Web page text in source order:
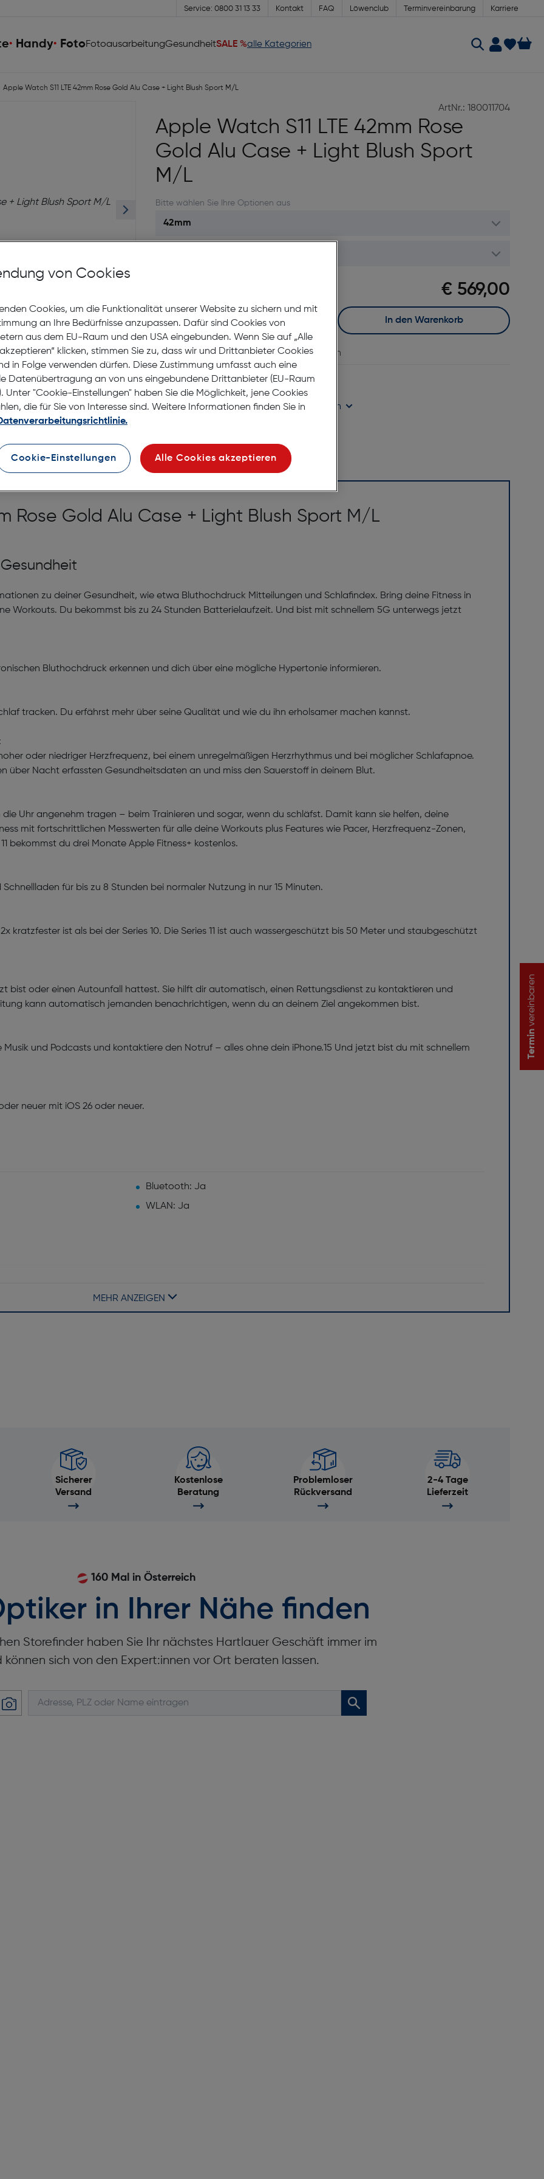
Service: 0800 31 13 33 Kontakt FAQ Löwenclub Terminvereinbarung Karriere
Handy FotoFotoausarbeitungGesundheitSALE %alle Kategorien
Apple Watch S11 LTE 42mm Rose Gold Alu Case + Light Blush Sport M/L
ArtNr.: 180011704
Apple Watch S11 LTE 42mm Rose
Gold Alu Case + Light Blush Sport
M/L
Bitte wählen Sie Ihre Optionen aus
€ 569,00
Sofort kaufen In den Warenkorb
auf die Wunschliste vergleichen
7 bis 9 Werktage Lieferzeit
Nach Hause liefern
Selbstabholung in Verfügbarkeit prüfen
Rose Gold Alu Case + Light Blush Sport M/L
zu deiner Gesundheit, wie etwa Bluthochdruck Mitteilungen und Schlafindex. Bring deine Fitness in
Workouts. Du bekommst bis zu 24 Stunden Batterielaufzeit. Und bist mit schnellem 5G unterwegs jetzt
Bluthochdruck erkennen und dich über eine mögliche Hypertonie informieren.
tracken. Du erfährst mehr über seine Qualität und wie du ihn erholsamer machen kannst.
oder niedriger Herzfrequenz, bei einem unregelmäßigen Herzrhythmus und bei möglicher Schlafapnoe.
über Nacht erfassten Gesundheitsdaten an und miss den Sauerstoff in deinem Blut.
die Uhr angenehm tragen – beim Trainieren und sogar, wenn du schläfst. Damit kann sie helfen, deine
mit fortschrittlichen Messwerten für alle deine Workouts plus Features wie Pacer, Herzfrequenz-Zonen,
bekommst du drei Monate Apple Fitness+ kostenlos.
für bis zu 8 Stunden bei normaler Nutzung in nur 15 Minuten.
kratzfester ist als bei der Series 10. Die Series 11 ist auch wassergeschützt bis 50 Meter und staubgeschützt
bist oder einen Autounfall hattest. Sie hilft dir automatisch, einen Rettungsdienst zu kontaktieren und
kann automatisch jemanden benachrichtigen, wenn du an deinem Ziel angekommen bist.
und Podcasts und kontaktiere den Notruf – alles ohne dein iPhone.15 Und jetzt bist du mit schnellem
neuer mit iOS 26 oder neuer.
Bluetooth: Ja
WLAN: Ja
Wasserdichtigkeit: Ja
Beschleunigungsmesser: Ja
Wetteranzeige: Ja
Blutsauerstoff-Sensor: Ja
Mikrofon: Ja
MEHR ANZEIGEN
Sicherer
Versand
Kostenlose
Beratung
Problemloser
Rückversand
2-4 Tage
Lieferzeit
160 Mal in Österreich
in Ihrer Nähe finden
Storefinder haben Sie Ihr nächstes Hartlauer Geschäft immer im
können sich von den Expert:innen vor Ort beraten lassen.
Termin
vereinbaren
von Cookies
Cookies, um die Funktionalität unserer Website zu sichern und mit
an Ihre Bedürfnisse anzupassen. Dafür sind Cookies von
aus dem EU-Raum und den USA eingebunden. Wenn Sie auf „Alle
klicken, stimmen Sie zu, dass wir und Drittanbieter Cookies
in Folge verwenden dürfen. Diese Zustimmung umfasst auch eine
Datenübertragung an von uns eingebundene Drittanbieter (EU-Raum
Unter "Cookie-Einstellungen" haben Sie die Möglichkeit, jene Cookies
die für Sie von Interesse sind. Weitere Informationen finden Sie in
Cookie-Einstellungen Alle Cookies akzeptieren